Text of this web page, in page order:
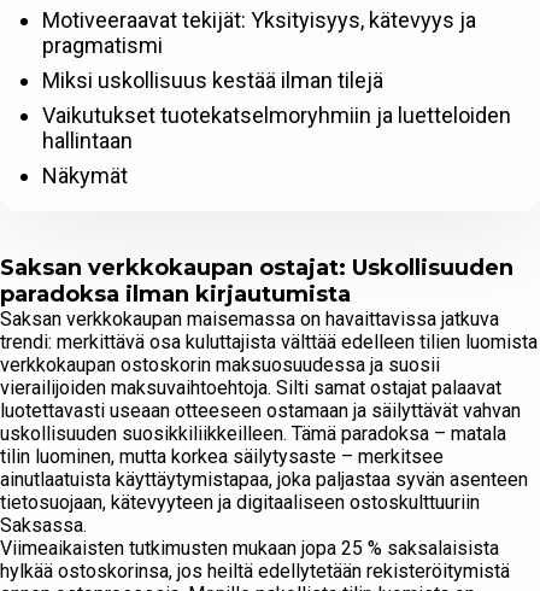
Saksan verkkokaupan ostajat: Uskollisuuden
paradoksa ilman kirjautumista
Saksan verkkokaupan maisemassa on havaittavissa jatkuva
trendi: merkittävä osa kuluttajista välttää edelleen tilien luomista
verkkokaupan ostoskorin maksuosuudessa ja suosii
vierailijoiden maksuvaihtoehtoja. Silti samat ostajat palaavat
luotettavasti useaan otteeseen ostamaan ja säilyttävät vahvan
uskollisuuden suosikkiliikkeilleen. Tämä paradoksa – matala
tilin luominen, mutta korkea säilytysaste – merkitsee
ainutlaatuista käyttäytymistapaa, joka paljastaa syvän asenteen
tietosuojaan, kätevyyteen ja digitaaliseen ostoskulttuuriin
Saksassa.
Viimeaikaisten tutkimusten mukaan jopa 25 % saksalaisista
hylkää ostoskorinsa, jos heiltä edellytetään rekisteröitymistä
Motiveeraavat tekijät: Yksityisyys, kätevyys ja
pragmatismi
Miksi uskollisuus kestää ilman tilejä
Vaikutukset tuotekatselmoryhmiin ja luetteloiden
hallintaan
Näkymät